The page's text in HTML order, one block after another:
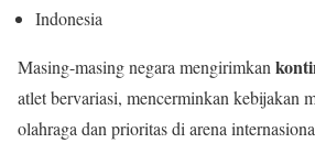
Indonesia
Masing-masing negara mengirimkan
atlet bervariasi, mencerminkan kebijakan
olahraga dan prioritas di arena